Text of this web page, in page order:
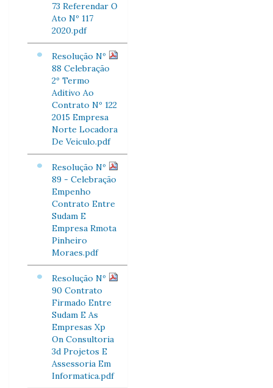
73 Referendar O
Ato Nº 117
2020.pdf
Resolução Nº
88 Celebração
2º Termo
Aditivo Ao
Contrato Nº 122
2015 Empresa
Norte Locadora
De Veiculo.pdf
Resolução Nº
89 - Celebração
Empenho
Contrato Entre
Sudam E
Empresa Rmota
Pinheiro
Moraes.pdf
Resolução Nº
90 Contrato
Firmado Entre
Sudam E As
Empresas Xp
On Consultoria
3d Projetos E
Assessoria Em
Informatica.pdf